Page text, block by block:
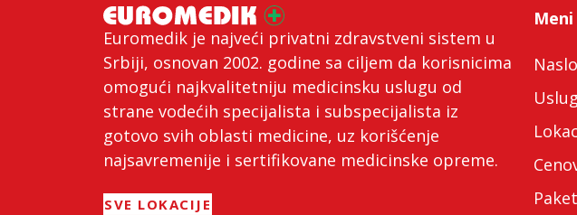
Euromedik je najveći privatni zdravstveni sistem u
Srbiji, osnovan 2002. godine sa ciljem da korisnicima
omogući najkvalitetniju medicinsku uslugu od
strane vodećih specijalista i subspecijalista iz
gotovo svih oblasti medicine, uz korišćenje
najsavremenije i sertifikovane medicinske opreme.
SVE LOKACIJE
Meni